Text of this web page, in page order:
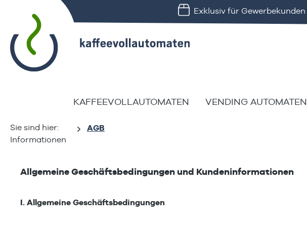
Zur Hauptnavigation springen Exklusiv für Gewerbekunden
KAFFEEVOLLAUTOMATEN VENDING AUTOMATEN
Informationen
AGB
Allgemeine Geschäftsbedingungen und Kundeninformationen
I. Allgemeine Geschäftsbedingungen